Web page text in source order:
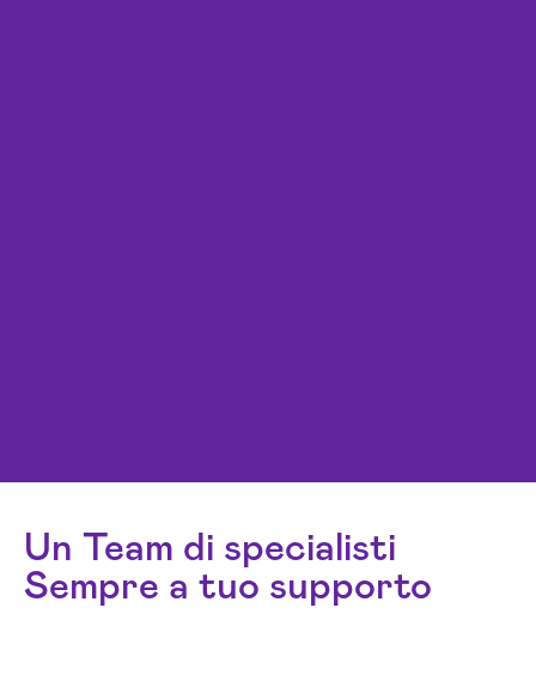
Un Team di specialisti
Sempre a tuo supporto